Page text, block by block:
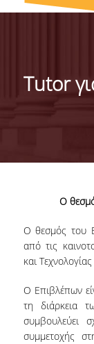
ΤΟ
Tutor
O
O θεσμός του
από τις
και
Ο Επιβλέπων
τη διάρκεια
συμβουλεύει
συμμετοχής